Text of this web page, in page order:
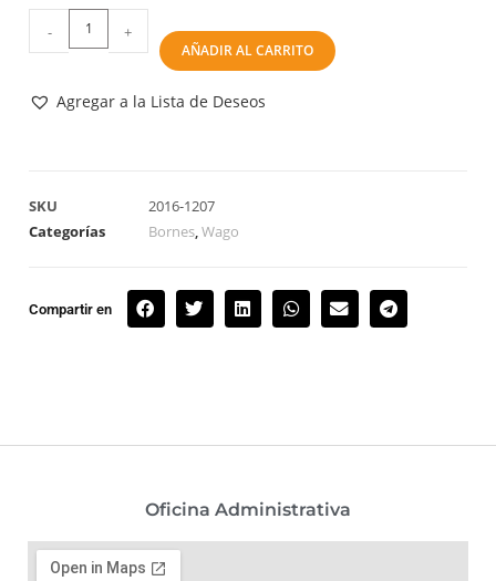
- +
AÑADIR AL CARRITO
Agregar a la Lista de Deseos
SKU
2016-1207
Categorías
Bornes,Wago
Compartir en
Oficina Administrativa